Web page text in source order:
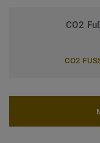
CO2
CO2